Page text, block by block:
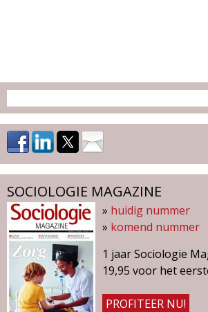
SOCIOLOGIE MAGAZINE
» huidig nummer
» komend nummer
1 jaar Sociologie
19,95 voor het
PROFITEER NU!